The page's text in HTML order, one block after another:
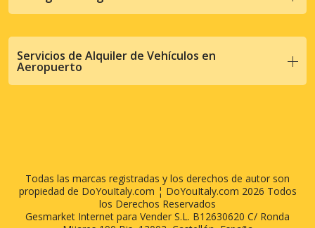
Servicios de Alquiler de Vehículos en
Aeropuerto
Todas las marcas registradas y los derechos de autor son
propiedad de DoYouItaly.com ¦ DoYouItaly.com 2026 Todos
los Derechos Reservados
Gesmarket Internet para Vender S.L. B12630620 C/ Ronda